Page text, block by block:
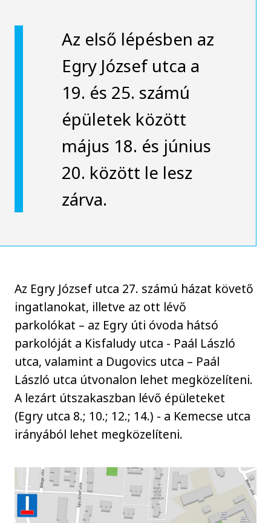
Az első lépésben az
Egry József utca a
19. és 25. számú
épületek között
május 18. és június
20. között le lesz
zárva.
Az Egry József utca 27. számú házat követő
ingatlanokat, illetve az ott lévő
parkolókat – az Egry úti óvoda hátsó
parkolóját a Kisfaludy utca - Paál László
utca, valamint a Dugovics utca – Paál
László utca útvonalon lehet megközelíteni.
A lezárt útszakaszban lévő épületeket
(Egry utca 8.; 10.; 12.; 14.) - a Kemecse utca
irányából lehet megközelíteni.